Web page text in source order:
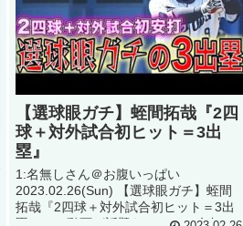
【選球眼ガチ】蛭間拓哉『2四
球＋対外試合初ヒット＝3出
塁』
1:名無しさん＠お腹いっぱい
2023.02.26(Sun) 【選球眼ガチ】蛭間
拓哉『2四球＋対外試合初ヒット＝3出